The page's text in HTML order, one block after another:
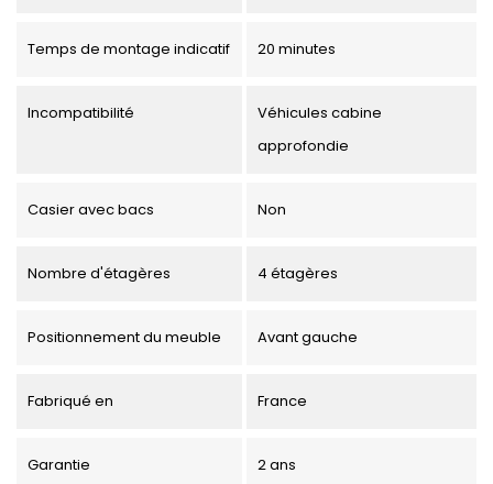
Temps de montage indicatif 20 minutes
Incompatibilité
Véhicules cabine
approfondie
Casier avec bacs Non
Nombre d'étagères 4 étagères
Positionnement du meuble Avant gauche
Fabriqué en France
Garantie 2 ans